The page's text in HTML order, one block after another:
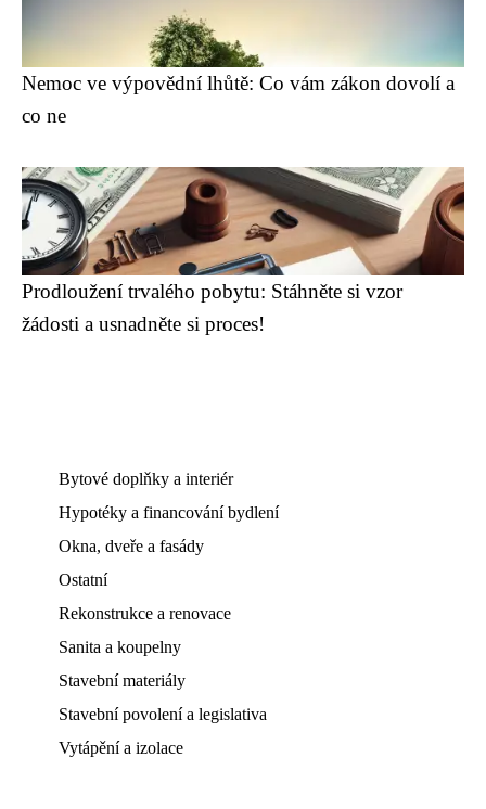
Nemoc ve výpovědní lhůtě: Co vám zákon dovolí a
co ne
Prodloužení trvalého pobytu: Stáhněte si vzor
žádosti a usnadněte si proces!
Bytové doplňky a interiér
Hypotéky a financování bydlení
Okna, dveře a fasády
Ostatní
Rekonstrukce a renovace
Sanita a koupelny
Stavební materiály
Stavební povolení a legislativa
Vytápění a izolace